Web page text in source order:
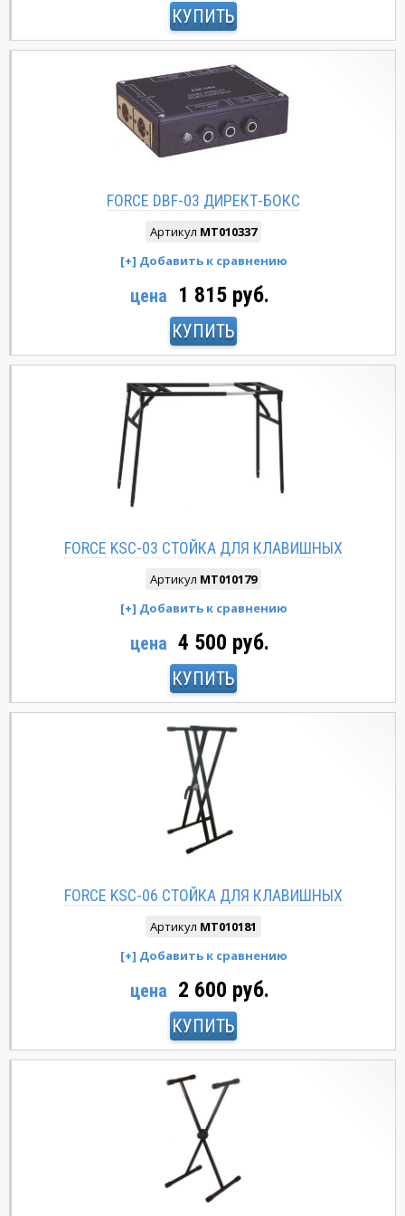
КУПИТЬ
FORCE DBF-03 ДИРЕКТ-БОКС
Артикул MT010337
цена 1 815 руб.
КУПИТЬ
FORCE KSC-03 CТОЙКА ДЛЯ КЛАВИШНЫХ
Артикул MT010179
цена 4 500 руб.
КУПИТЬ
FORCE KSC-06 CТОЙКА ДЛЯ КЛАВИШНЫХ
Артикул MT010181
цена 2 600 руб.
КУПИТЬ